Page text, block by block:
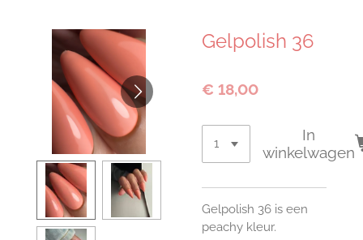
Gelpolish 36
€ 18,00
In
winkelwagen
Gelpolish 36 is een
peachy kleur.